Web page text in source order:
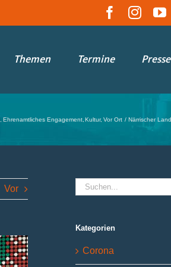
Facebook
Themen Termine Presse
Ehrenamtliches Engagement Kultur Vor Ort Närrischer
Vor
Suche
nach:
Kategorien
Corona